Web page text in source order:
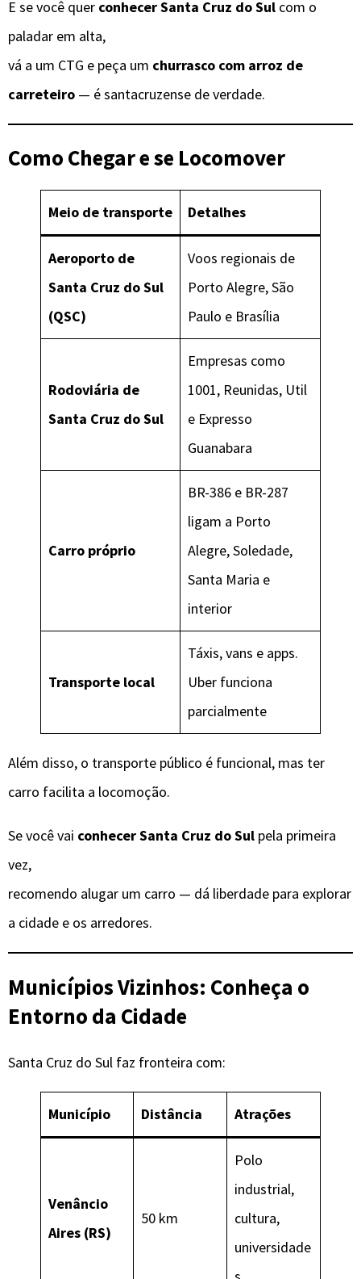
E se você quer conhecer Santa Cruz do Sul com o
paladar em alta,
vá a um CTG e peça um churrasco com arroz de
carreteiro — é santacruzense de verdade.
Como Chegar e se Locomover
Meio de transporte Detalhes
Aeroporto de
Santa Cruz do Sul
(QSC)
Voos regionais de
Porto Alegre, São
Paulo e Brasília
Rodoviária de
Santa Cruz do Sul
Empresas como
1001, Reunidas, Util
e Expresso
Guanabara
Carro próprio
BR-386 e BR-287
ligam a Porto
Alegre, Soledade,
Santa Maria e
interior
Transporte local
Táxis, vans e apps.
Uber funciona
parcialmente
Além disso, o transporte público é funcional, mas ter
carro facilita a locomoção.
Se você vai conhecer Santa Cruz do Sul pela primeira
vez,
recomendo alugar um carro — dá liberdade para explorar
a cidade e os arredores.
Municípios Vizinhos: Conheça o
Entorno da Cidade
Santa Cruz do Sul faz fronteira com:
Município Distância Atrações
Venâncio
Aires (RS)
50 km
Polo
industrial,
cultura,
universidade